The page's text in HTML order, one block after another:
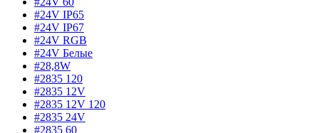
#24V IP65
#24V IP67
#24V RGB
#24V Белые
#28,8W
#2835 120
#2835 12V
#2835 12V 120
#2835 24V
#2835 60